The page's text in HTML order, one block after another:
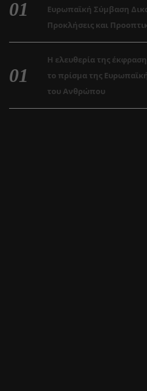
Ευρωπαϊκή Σύμβαση
Προκλήσεις και
Η ελευθερία της
το πρίσμα της
του Ανθρώπου